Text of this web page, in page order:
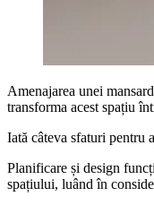
Amenajarea unei
transforma acest spațiu
Iată câteva sfaturi pentru
Planificare și design
spațiului, luând în